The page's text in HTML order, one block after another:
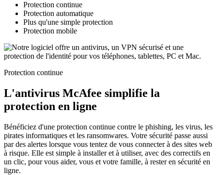
Protection continue
Protection automatique
Plus qu'une simple protection
Protection mobile
Protection continue
L'antivirus McAfee simplifie la
protection en ligne
Bénéficiez d'une protection continue contre le phishing, les virus, les
pirates informatiques et les ransomwares. Votre sécurité passe aussi
par des alertes lorsque vous tentez de vous connecter à des sites web
à risque. Elle est simple à installer et à utiliser, avec des correctifs en
un clic, pour vous aider, vous et votre famille, à rester en sécurité en
ligne.